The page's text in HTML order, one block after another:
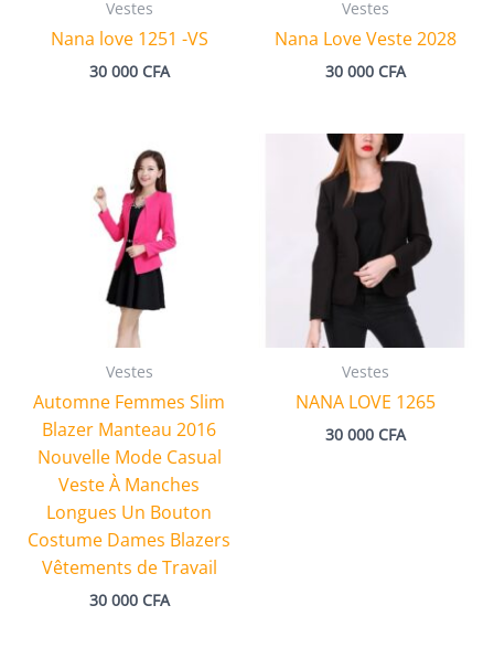
Vestes
Nana love 1251 -VS
30 000 CFA
Vestes
Nana Love Veste 2028
30 000 CFA
Vestes
Automne Femmes Slim
Blazer Manteau 2016
Nouvelle Mode Casual
Veste À Manches
Longues Un Bouton
Costume Dames Blazers
Vêtements de Travail
30 000 CFA
Vestes
NANA LOVE 1265
30 000 CFA